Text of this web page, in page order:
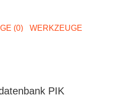
(0) WERKZEUGE
PIK